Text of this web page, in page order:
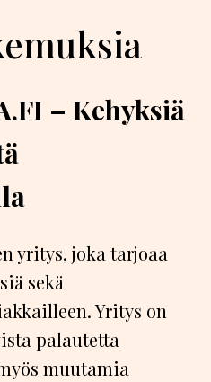
– Kehyksiä
yritys, joka tarjoaa
sekä
Yritys on
palautetta
muutamia